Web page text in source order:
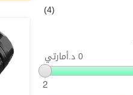
(4)
0 د.أمارتي
2